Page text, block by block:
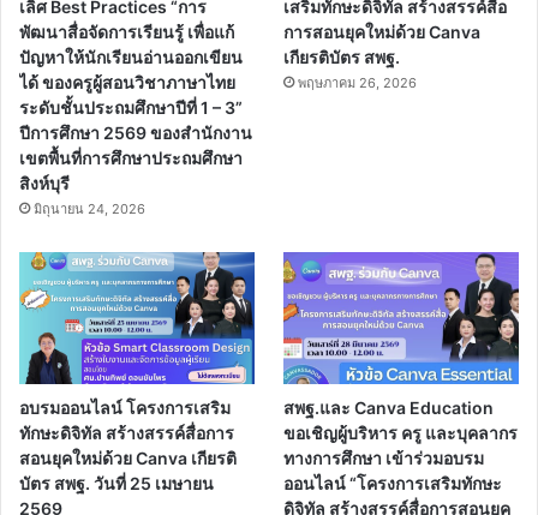
เลิศ Best Practices “การ
พัฒนาสื่อจัดการเรียนรู้ เพื่อแก้
ปัญหาให้นักเรียนอ่านออกเขียน
ได้ ของครูผู้สอนวิชาภาษาไทย
ระดับชั้นประถมศึกษาปีที่ 1 – 3”
ปีการศึกษา 2569 ของสำนักงาน
เขตพื้นที่การศึกษาประถมศึกษา
สิงห์บุรี
มิถุนายน 24, 2026
เสริมทักษะดิจิทัล สร้างสรรค์สื่อ
การสอนยุคใหม่ด้วย Canva
เกียรติบัตร สพฐ.
พฤษภาคม 26, 2026
อบรมออนไลน์ โครงการเสริม
ทักษะดิจิทัล สร้างสรรค์สื่อการ
สอนยุคใหม่ด้วย Canva เกียรติ
บัตร สพฐ. วันที่ 25 เมษายน
2569
สพฐ.และ Canva Education
ขอเชิญผู้บริหาร ครู และบุคลากร
ทางการศึกษา เข้าร่วมอบรม
ออนไลน์ “โครงการเสริมทักษะ
ดิจิทัล สร้างสรรค์สื่อการสอนยุค